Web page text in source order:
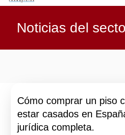
Noticias del
Cómo comprar un piso
estar casados en
jurídica completa.